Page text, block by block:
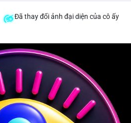
Đã thay đổi ảnh đại diện của cô ấy